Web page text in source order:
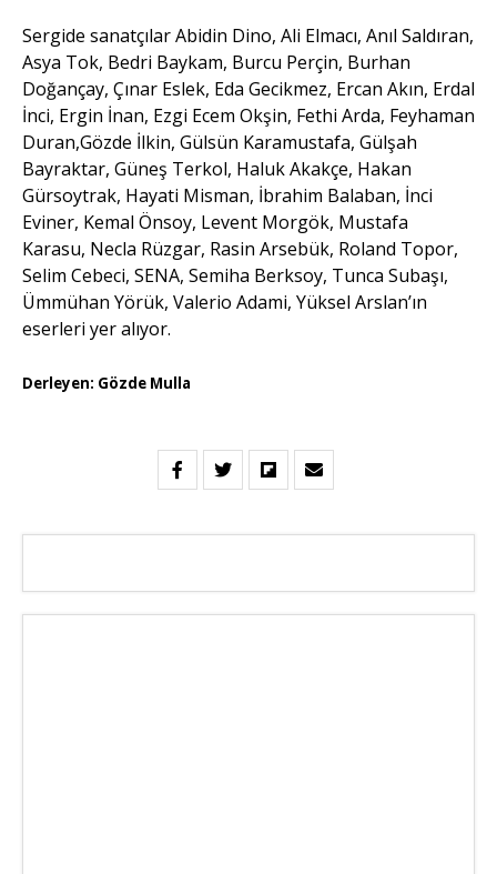
Sergide sanatçılar Abidin Dino, Ali Elmacı, Anıl Saldıran,
Asya Tok, Bedri Baykam, Burcu Perçin, Burhan
Doğançay, Çınar Eslek, Eda Gecikmez, Ercan Akın, Erdal
İnci, Ergin İnan, Ezgi Ecem Okşin, Fethi Arda, Feyhaman
Duran,Gözde İlkin, Gülsün Karamustafa, Gülşah
Bayraktar, Güneş Terkol, Haluk Akakçe, Hakan
Gürsoytrak, Hayati Misman, İbrahim Balaban, İnci
Eviner, Kemal Önsoy, Levent Morgök, Mustafa
Karasu, Necla Rüzgar, Rasin Arsebük, Roland Topor,
Selim Cebeci, SENA, Semiha Berksoy, Tunca Subaşı,
Ümmühan Yörük, Valerio Adami, Yüksel Arslan’ın
eserleri yer alıyor.
Derleyen: Gözde Mulla